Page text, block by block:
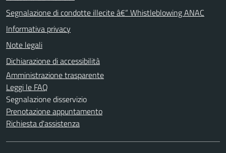
Segnalazione di condotte illecite â€“ Whistleblowing ANAC
Informativa privacy
Note legali
Dichiarazione di accessibilità
Amministrazione trasparente
Leggi le FAQ
Segnalazione disservizio
Prenotazione appuntamento
Richiesta d'assistenza